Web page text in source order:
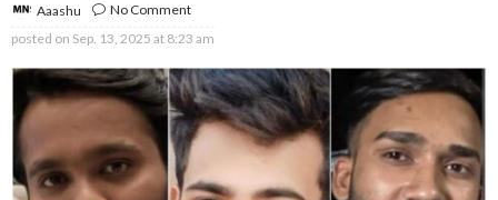
Aaashu
No Comment
posted on Sep. 13, 2025 at 8:23 am